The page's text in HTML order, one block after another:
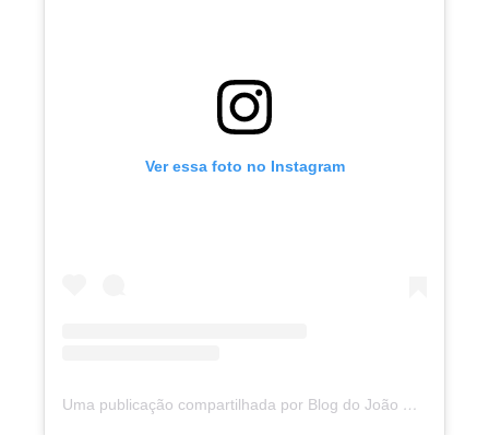
Ver essa foto no Instagram
Uma publicação compartilhada por Blog do João Marcolino (@joaomarcolinoneto)